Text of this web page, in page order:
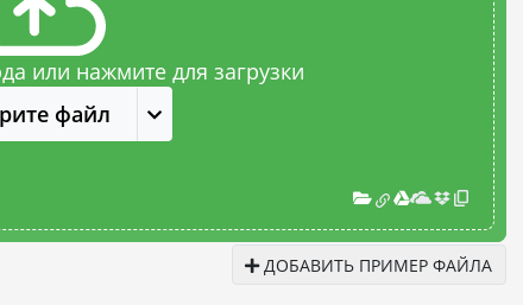
или нажмите для загрузки
файл
ДОБАВИТЬ ПРИМЕР ФАЙЛА